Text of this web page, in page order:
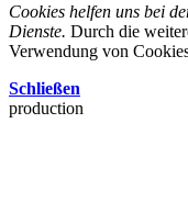
Cookies helfen uns bei
Dienste. Durch die
Verwendung von
Schließen
production